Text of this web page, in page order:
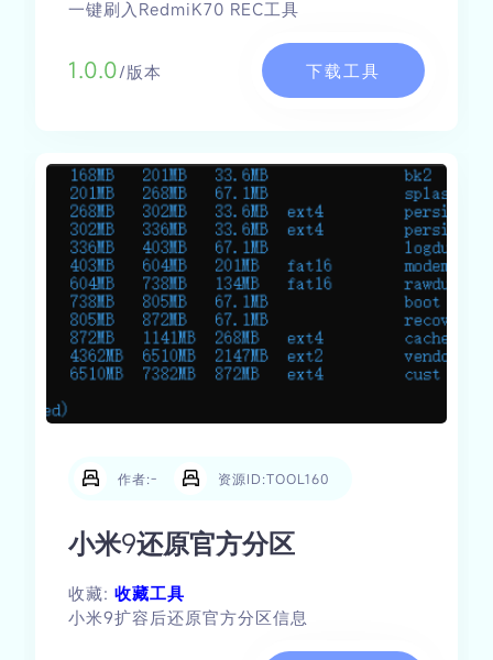
一键刷入RedmiK70 REC工具
1.0.0/版本 下载工具
作者:- 资源ID:TOOL160
小米9还原官方分区
收藏:收藏工具
小米9扩容后还原官方分区信息